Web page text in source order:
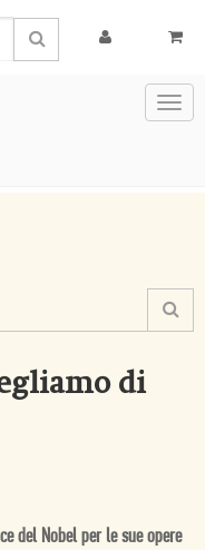
di
del Nobel per le sue opere